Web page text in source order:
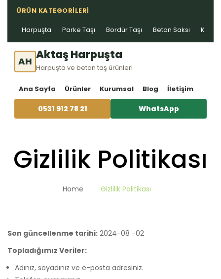
ÜRÜN KATEGORILERI
Harpuşta Parke Taşı Bordür Taşı Beton Saksı Kablo
AH Aktaş Harpuşta
Harpuşta ve beton taş ürünleri
Ana Sayfa Ürünler Kurumsal Blog İletişim
0531 912 78 21 WhatsApp
Gizlilik Politikası
Home Gizlilik Politikası
Son güncellenme tarihi: 2024-08 -02
Topladığımız Veriler:
Adınız, soyadınız ve e-posta adresiniz.